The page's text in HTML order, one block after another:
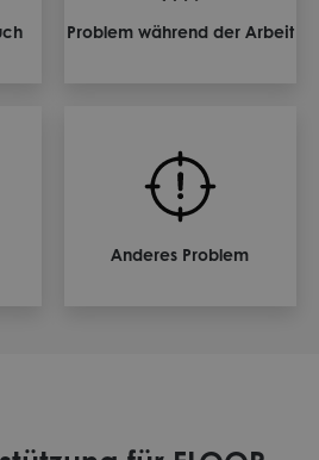
Problem während der Arbeit
Anderes Problem